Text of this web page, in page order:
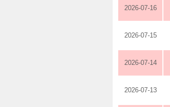
2026-07-16
2026-07-15
2026-07-14
2026-07-13